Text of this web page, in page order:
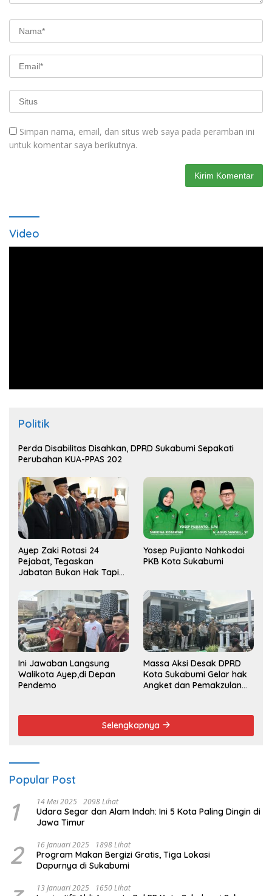
Simpan nama, email, dan situs web saya pada peramban ini
untuk komentar saya berikutnya.
Video
Politik
Perda Disabilitas Disahkan, DPRD Sukabumi Sepakati
Perubahan KUA-PPAS 202
Ayep Zaki Rotasi 24
Pejabat, Tegaskan
Jabatan Bukan Hak Tapi
Yosep Pujianto Nahkodai
PKB Kota Sukabumi
Ini Jawaban Langsung
Walikota Ayep,di Depan
Pendemo
Massa Aksi Desak DPRD
Kota Sukabumi Gelar hak
Angket dan Pemakzulan
Selengkapnya
Popular Post
1 14 Mei 2025 2098 Lihat
Udara Segar dan Alam Indah: Ini 5 Kota Paling Dingin di
Jawa Timur
2 16 Januari 2025 1898 Lihat
Program Makan Bergizi Gratis, Tiga Lokasi
Dapurnya di Sukabumi
13 Januari 2025 1650 Lihat